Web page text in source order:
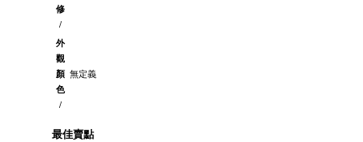
修
/
外
觀
顏
色
/
無定義
最佳賣點